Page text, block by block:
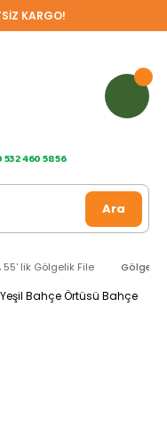
KARGO!
532 460 58 56
Ara
55' lik Gölgelik File Gölgelik